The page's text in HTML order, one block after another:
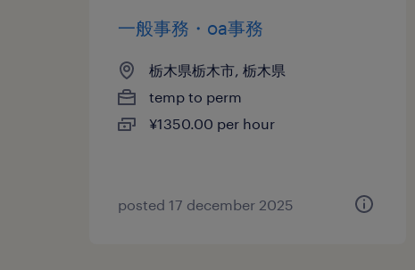
一般事務・oa事務
栃木県栃木市, 栃木県
temp to perm
¥1350.00 per hour
posted 17 december 2025